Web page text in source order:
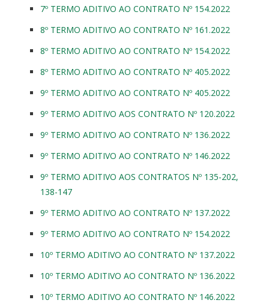
7º TERMO ADITIVO AO CONTRATO Nº 154.2022
8º TERMO ADITIVO AO CONTRATO Nº 161.2022
8º TERMO ADITIVO AO CONTRATO Nº 154.2022
8º TERMO ADITIVO AO CONTRATO Nº 405.2022
9º TERMO ADITIVO AO CONTRATO Nº 405.2022
9º TERMO ADITIVO AOS CONTRATO Nº 120.2022
9º TERMO ADITIVO AO CONTRATO Nº 136.2022
9º TERMO ADITIVO AO CONTRATO Nº 146.2022
9º TERMO ADITIVO AOS CONTRATOS Nº 135-202,
138-147
9º TERMO ADITIVO AO CONTRATO Nº 137.2022
9º TERMO ADITIVO AO CONTRATO Nº 154.2022
10º TERMO ADITIVO AO CONTRATO Nº 137.2022
10º TERMO ADITIVO AO CONTRATO Nº 136.2022
10º TERMO ADITIVO AO CONTRATO Nº 146.2022